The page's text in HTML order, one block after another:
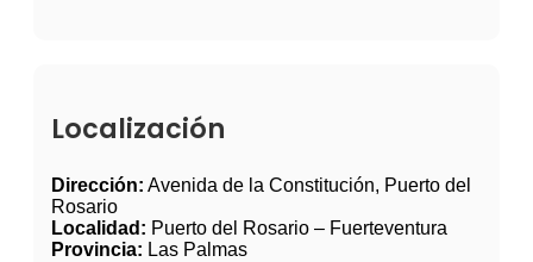
Localización
Dirección: Avenida de la Constitución, Puerto del
Rosario
Localidad: Puerto del Rosario – Fuerteventura
Provincia: Las Palmas